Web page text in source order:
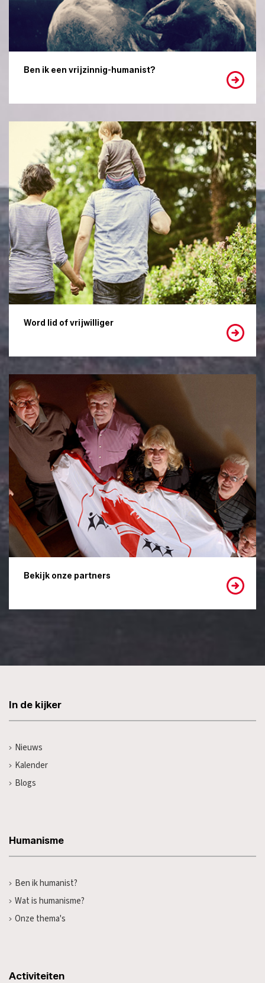
Ben ik een vrijzinnig-humanist?
Word lid of vrijwilliger
Bekijk onze partners
In de kijker
Nieuws
Kalender
Blogs
Humanisme
Ben ik humanist?
Wat is humanisme?
Onze thema's
Activiteiten